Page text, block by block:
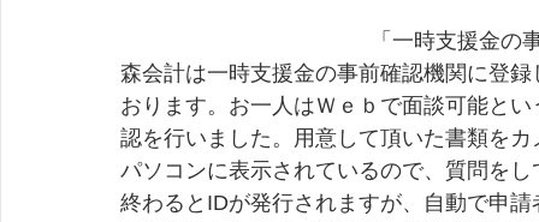
「一時支援金の
森会計は一時支援金の事前確認機関に登
おります。お一人はＷｅｂで面談可能と
認を行いました。用意して頂いた書類を
パソコンに表示されているので、質問を
終わるとIDが発行されますが、自動で申